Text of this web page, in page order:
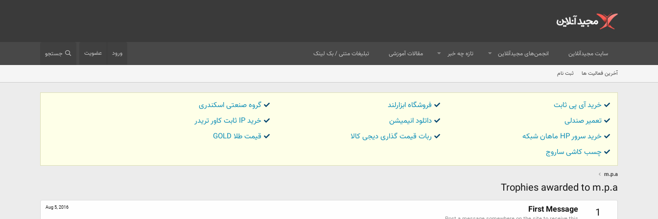
سایت مجیدآنلاین انجمن‌های مجیدآنلاین تازه چه خبر مقالات آموزشی تبلیغات متنی / بک لینک ورود عضویت جستجو
آخرین فعالیت ها ثبت نام
خرید آی پی ثابت فروشگاه ابزارلند
گروه صنعتی اسکندری
تعمیر صندلی
داتلود انیمیشن
خرید IP ثابت کاور تریدر
خرید سرور HP ماهان شبکه
ربات قیمت گذاری دیجی کالا
قیمت طلا GOLD
چسب کاشی ساروج
m.p.a
Trophies awarded to m.p.a
1
Aug 5, 2016 First Message